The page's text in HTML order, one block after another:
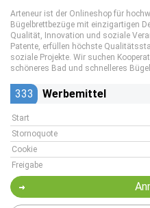
Arteneur ist der Onlineshop für
Bügelbrettbezüge mit einzigartigen
Qualität, Innovation und soziale
Patente, erfüllen höchste
soziale Projekte. Wir suchen
schöneres Bad und schnelleres
333 Werbemittel
Start
Stornoquote
Cookie
Freigabe